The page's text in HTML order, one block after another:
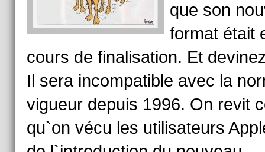
que son
format était
cours de finalisation. Et
Il sera incompatible avec la
vigueur depuis 1996. On revit
qu`on vécu les utilisateurs